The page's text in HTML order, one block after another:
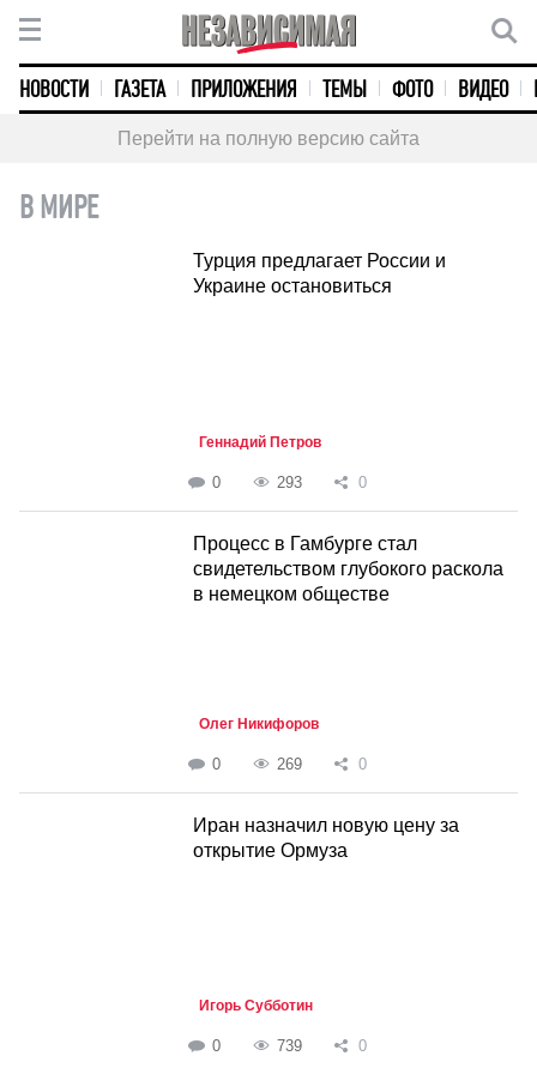
НОВОСТИ ГАЗЕТА ПРИЛОЖЕНИЯ ТЕМЫ ФОТО ВИДЕО
Перейти на полную версию сайта
В МИРЕ
Турция предлагает России и
Украине остановиться
Геннадий Петров
0 293 0
Процесс в Гамбурге стал
свидетельством глубокого раскола
в немецком обществе
Олег Никифоров
0 269 0
Иран назначил новую цену за
открытие Ормуза
Игорь Субботин
0 739 0